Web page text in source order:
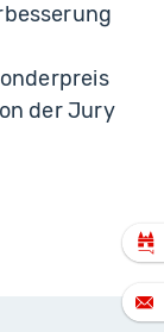
der Jury